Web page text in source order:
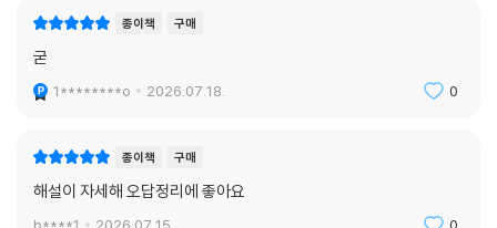
종이책 구매
굳
1********o 2026.07.18. 0
종이책 구매
해설이 자세해 오답정리에 좋아요